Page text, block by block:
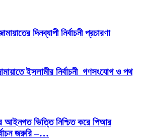
দিনব্যাপী নির্বাচনী প্রচারণা
ইসলামীর নির্বাচনী গণসংযোগ ও পথ
আইনগত ভিত্তি নিশ্চিত করে পিআর
জরুরি –…